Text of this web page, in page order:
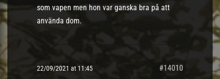
som vapen men hon var ganska bra på att
använda dom.
22/09/2021 at 11:45 #14010